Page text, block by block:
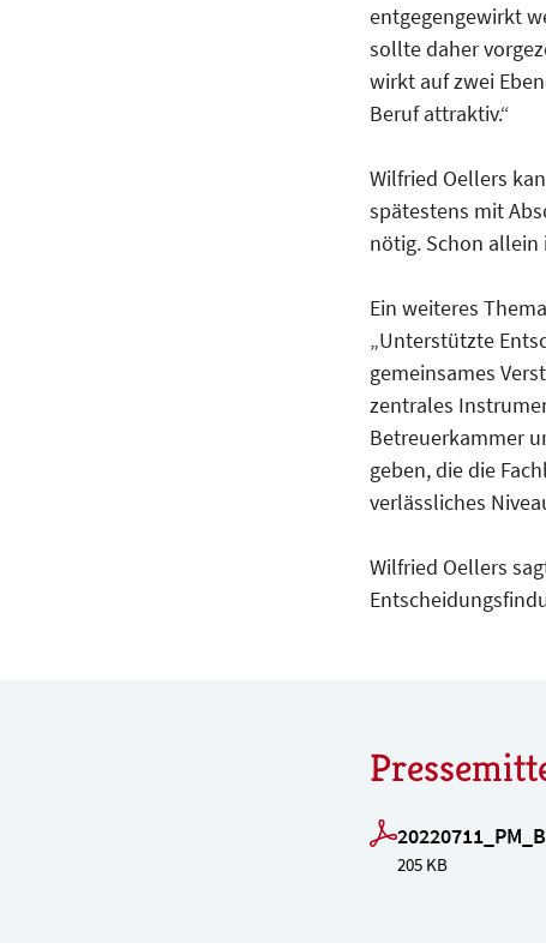
entgegengewirkt
sollte daher
wirkt auf zwei
Beruf attraktiv.“
Wilfried Oellers
spätestens mit
nötig. Schon allein
Ein weiteres
„Unterstützte
gemeinsames
zentrales
Betreuerkammer
geben, die die
verlässliches
Wilfried Oellers
205 KB